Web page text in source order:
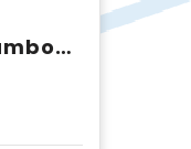
Naambadge Bamboe met speld